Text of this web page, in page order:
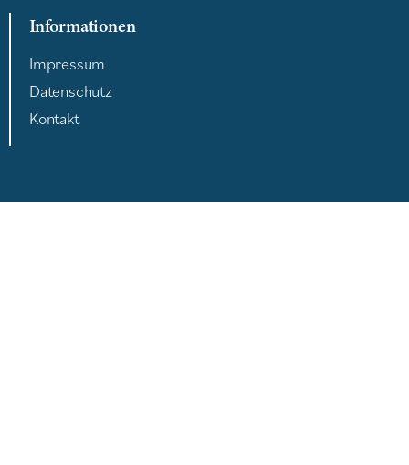
Informationen
Impressum
Datenschutz
Kontakt